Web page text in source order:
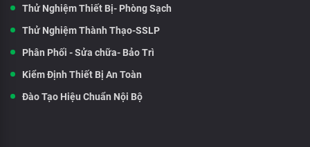
Thử Nghiệm Thiết Bị- Phòng Sạch
Thử Nghiệm Thành Thạo-SSLP
Phân Phối - Sửa chữa- Bảo Trì
Kiểm Định Thiết Bị An Toàn
Đào Tạo Hiệu Chuẩn Nội Bộ